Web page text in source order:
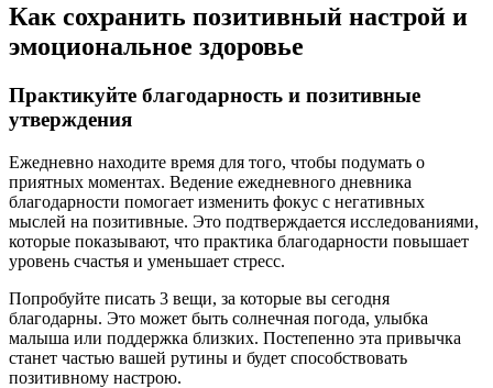
Как сохранить позитивный настрой и
эмоциональное здоровье
Практикуйте благодарность и позитивные
утверждения
Ежедневно находите время для того, чтобы подумать о
приятных моментах. Ведение ежедневного дневника
благодарности помогает изменить фокус с негативных
мыслей на позитивные. Это подтверждается исследованиями,
которые показывают, что практика благодарности повышает
уровень счастья и уменьшает стресс.
Попробуйте писать 3 вещи, за которые вы сегодня
благодарны. Это может быть солнечная погода, улыбка
малыша или поддержка близких. Постепенно эта привычка
станет частью вашей рутины и будет способствовать
позитивному настрою.